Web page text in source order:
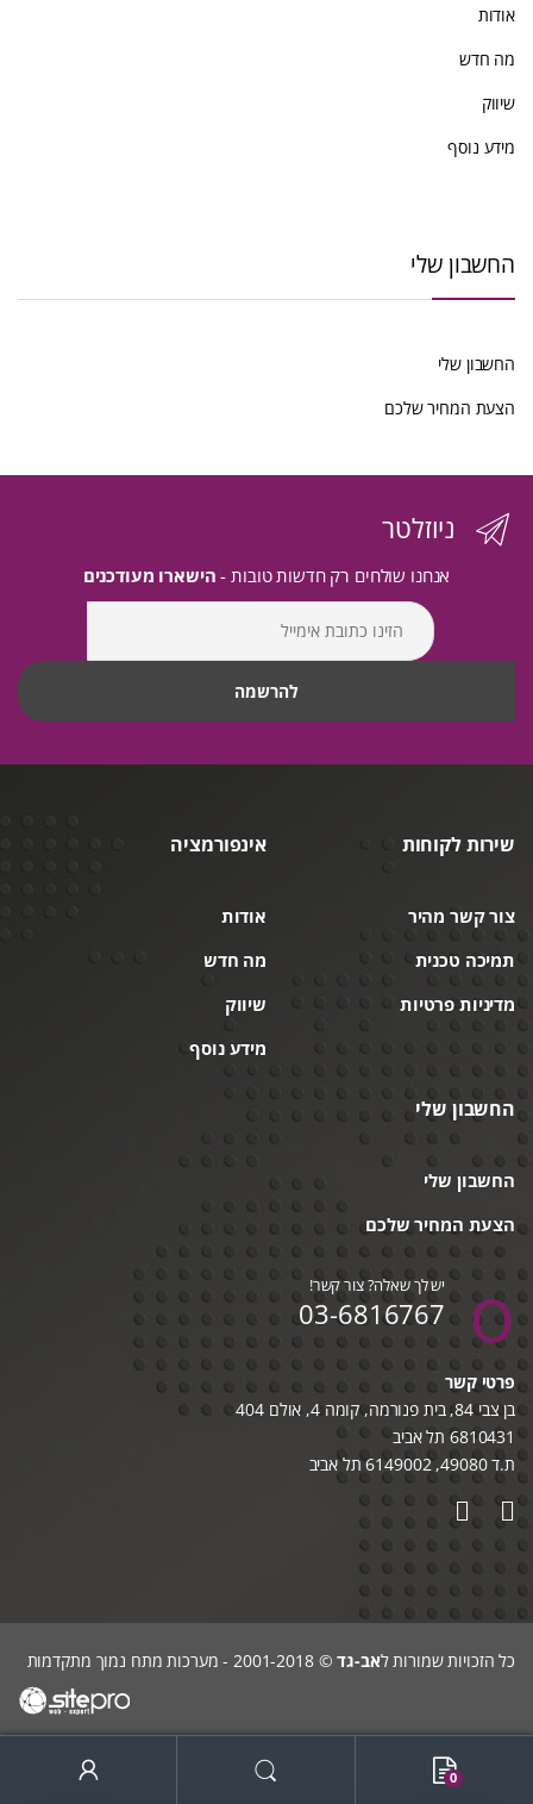
אודות
מה חדש
שיווק
מידע נוסף
החשבון שלי
החשבון שלי
הצעת המחיר שלכם
ניוזלטר
אנחנו שולחים רק חדשות טובות - הישארו מעודכנים
שירות לקוחות
צור קשר מהיר
תמיכה טכנית
מדיניות פרטיות
אינפורמציה
אודות
מה חדש
שיווק
מידע נוסף
החשבון שלי
החשבון שלי
הצעת המחיר שלכם
יש לך שאלה? צור קשר!
03-6816767
פרטי קשר
בן צבי 84, בית פנורמה, קומה 4, אולם 404
6810431 תל אביב
ת.ד 49080, 6149002 תל אביב
כל הזכויות שמורות לאב-גד© 2001-2018 - מערכות מתח נמוך מתקדמות
0